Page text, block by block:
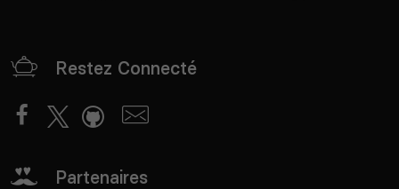
Restez Connecté
Partenaires